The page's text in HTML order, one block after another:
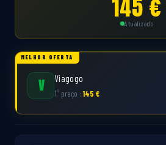
145 €
Atualizado
MELHOR OFERTA
V Viagogo
1.º preço :145 €